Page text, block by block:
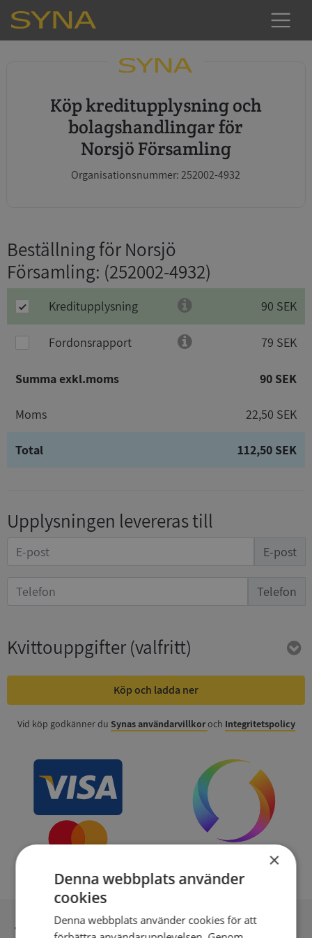
Köp kreditupplysning och
bolagshandlingar för
Norsjö Församling
Organisationsnummer: 252002-4932
Beställning för Norsjö
Församling: (252002-4932)
Kreditupplysning 90 SEK
Fordonsrapport 79 SEK
Summa exkl.moms 90 SEK
Moms 22,50 SEK
Total 112,50 SEK
Upplysningen levereras till
E-post
Telefon
Kvittouppgifter(valfritt)
Köp och ladda ner
Vid köp godkänner du Synas användarvillkoroch Integritetspolicy
Inga kopior till omfrågad
×
Denna webbplats använder
cookies
Denna webbplats använder cookies för att